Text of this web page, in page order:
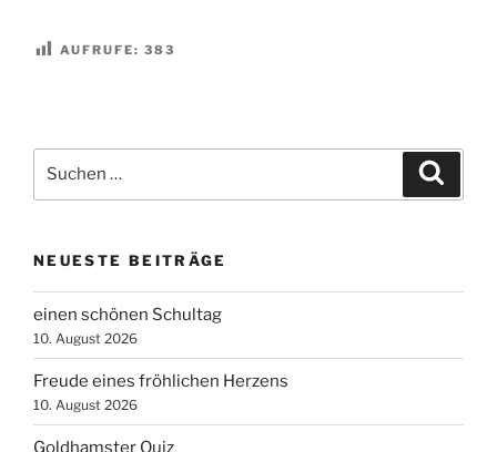
AUFRUFE: 383
nach:
NEUESTE BEITRÄGE
einen schönen Schultag
10. August 2026
Freude eines fröhlichen Herzens
10. August 2026
Goldhamster Quiz